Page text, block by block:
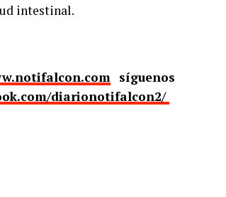
intestinal.
síguenos
diarionotifalcon2/